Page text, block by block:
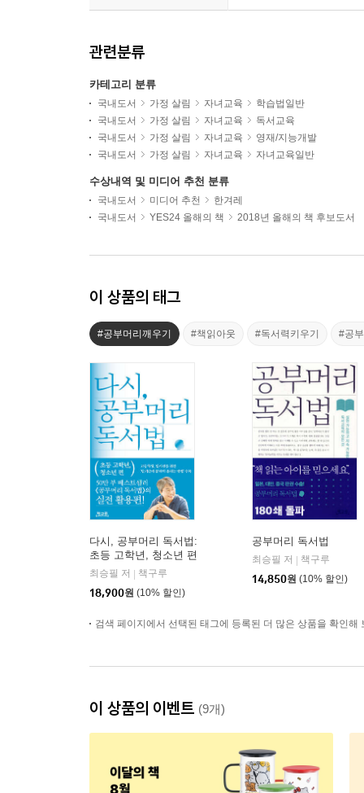
관련분류
카테고리 분류
국내도서 가정 살림 자녀교육
학습법일반
국내도서
가정 살림 자녀교육
독서교육
국내도서
가정 살림 자녀교육
영재/지능개발
국내도서
가정 살림 자녀교육 자녀교육일반
수상내역 및 미디어 추천 분류
국내도서 미디어 추천
한겨레
국내도서
YES24 올해의 책 2018년 올해의 책 후보도서
이 상품의 태그
#공부머리깨우기 #책읽아웃 #독서력키우기 #공
다시, 공부머리 독서법:
초등 고학년, 청소년 편
최승필 저
책구루
18,900원 (10% 할인)
공부머리 독서법
최승필 저
책구루
14,850원 (10% 할인)
검색 페이지에서 선택된 태그에 등록된 더 많은 상품을 확인해
이 상품의 이벤트 (9개)